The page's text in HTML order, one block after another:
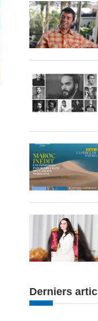
Derniers